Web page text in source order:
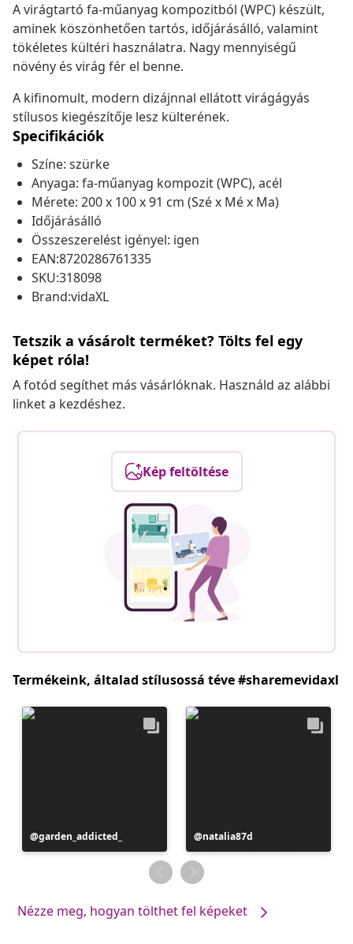
A virágtartó fa-műanyag kompozitból (WPC) készült,
aminek köszönhetően tartós, időjárásálló, valamint
tökéletes kültéri használatra. Nagy mennyiségű
növény és virág fér el benne.
A kifinomult, modern dizájnnal ellátott virágágyás
stílusos kiegészítője lesz külterének.
Specifikációk
Színe: szürke
Anyaga: fa-műanyag kompozit (WPC), acél
Mérete: 200 x 100 x 91 cm (Szé x Mé x Ma)
Időjárásálló
Összeszerelést igényel: igen
EAN:8720286761335
SKU:318098
Brand:vidaXL
Tetszik a vásárolt terméket? Tölts fel egy
képet róla!
A fotód segíthet más vásárlóknak. Használd az alábbi
linket a kezdéshez.
Kép feltöltése
Termékeink, általad stílusossá téve #sharemevidaxl
Bejegyzés
közzétevője
garden_addicted_
Bejegyzés
közzétevője
natalia87d
Nézze meg, hogyan tölthet fel képeket